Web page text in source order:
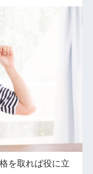
を取れば役に立